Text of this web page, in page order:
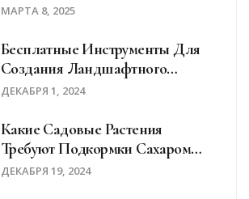
МАРТА 8, 2025
Бесплатные Инструменты Для
Создания Ландшафтного
Дизайна
ДЕКАБРЯ 1, 2024
Какие Садовые Растения
Требуют Подкормки Сахаром
Для Лучшего Роста
ДЕКАБРЯ 19, 2024